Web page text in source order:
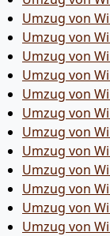
Umzug von
Umzug von
Umzug von
Umzug von
Umzug von
Umzug von
Umzug von
Umzug von
Umzug von
Umzug von
Umzug von
Umzug von